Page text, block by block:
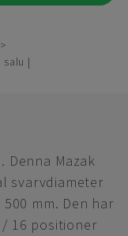
salu |
Denna Mazak
svarvdiameter
mm. Den har
16 positioner